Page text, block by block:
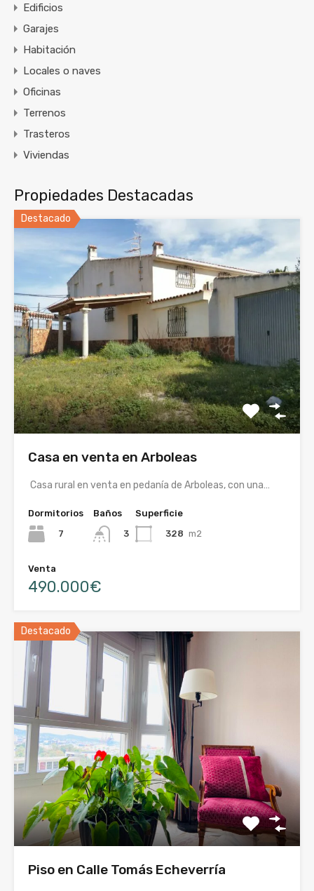
Edificios
Garajes
Habitación
Locales o naves
Oficinas
Terrenos
Trasteros
Viviendas
Propiedades Destacadas
Destacado
Casa en venta en Arboleas
Casa rural en venta en pedanía de Arboleas, con una…
Dormitorios
7
Baños
3
Superficie
328 m2
Venta
490.000€
Destacado
Piso en Calle Tomás Echeverría